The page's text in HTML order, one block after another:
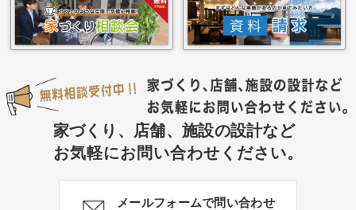
家づくり、店舗、施設の設計など
お気軽にお問い合わせください。
メールフォームで問い合わせ